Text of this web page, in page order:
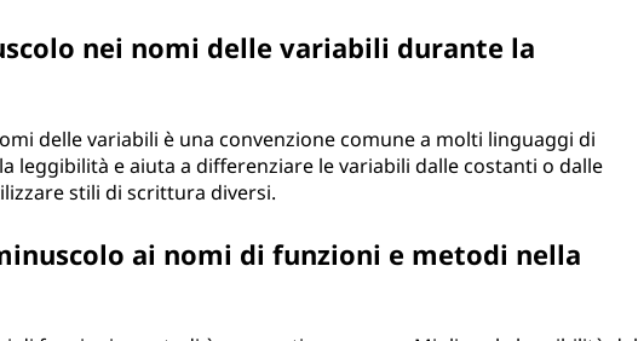
nei nomi delle variabili durante la
delle variabili è una convenzione comune a molti linguaggi di
leggibilità e aiuta a differenziare le variabili dalle costanti o dalle
stili di scrittura diversi.
ai nomi di funzioni e metodi nella